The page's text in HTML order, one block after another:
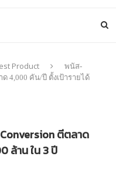
Product
พนัส-
4,000 คัน/ปี ตั้งเป้ารายได้
ตีตลาด
ล้าน ใน 3 ปี